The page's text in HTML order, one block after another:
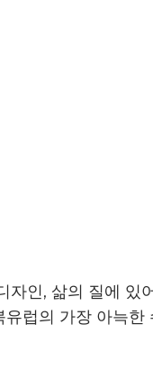
인, 삶의 질에 있
럽의 가장 아늑한